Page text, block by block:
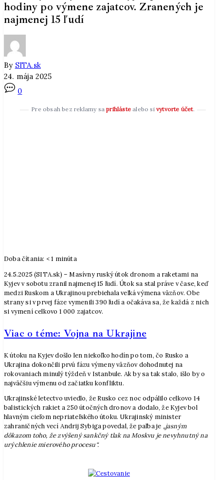
hodiny po výmene zajatcov. Zranených je
najmenej 15 ľudí
By SITA.sk
24. mája 2025
0
Pre obsah bez reklamy saprihláste alebo si vytvorte účet.
Doba čítania: < 1 minúta
24.5.2025 (SITA.sk) – Masívny ruský útok dronom a raketami na
Kyjev v sobotu zranil najmenej 15 ľudí. Útok sa stal práve v čase, keď
medzi Ruskom a Ukrajinou prebiehala veľká výmena väzňov. Obe
strany si v prvej fáze vymenili 390 ľudí a očakáva sa, že každá z nich
si vymení celkovo 1 000 zajatcov.
Viac o téme: Vojna na Ukrajine
K útoku na Kyjev došlo len niekoľko hodín po tom, čo Rusko a
Ukrajina dokončili prvú fázu výmeny väzňov dohodnutej na
rokovaniach minulý týždeň v Istanbule. Ak by sa tak stalo, išlo by o
najväčšiu výmenu od začiatku konfliktu.
Ukrajinské letectvo uviedlo, že Rusko cez noc odpálilo celkovo 14
balistických rakiet a 250 útočných dronov a dodalo, že Kyjev bol
hlavným cieľom nepriateľského útoku. Ukrajinský minister
zahraničných vecí Andrij Sybiga povedal, že paľba je „jasným
dôkazom toho, že zvýšený sankčný tlak na Moskvu je nevyhnutný na
urýchlenie mierového procesu“.